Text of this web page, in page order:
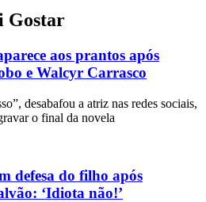
Gostar
aos prantos após
e Walcyr Carrasco
desabafou a atriz nas redes sociais,
o final da novela
defesa do filho após
‘Idiota não!’